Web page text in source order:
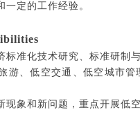
定的工作经验。
标准化技术研究、标准研制与
游、低空交通、低空城市
现象和新问题，重点开展低